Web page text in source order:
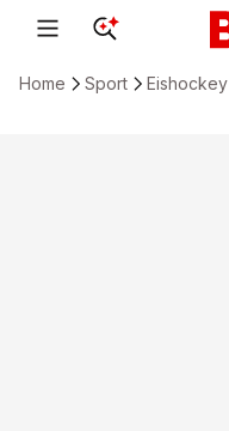
Home Sport Eishockey